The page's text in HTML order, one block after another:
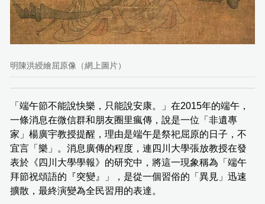
明陳洪綬繪屈原像（網上圖片）
「端午節不能說快樂，只能說安康。」在2015年的端午，
一條消息在微信群和朋友圈里瘋傳，說是一位「非遺專
家」楊廣宇教授提醒，理由是端午是祭祀屈原的日子，不
宜言「樂」。消息廣傳的程度，連四川大學張放教授在發
表於《四川大學學報》的研究中，將這一現象稱為「端午
拜節祝頌語的『突變』」，是從一個習俗的「異見」迅速
擴散，最終演變為全民習用的表達。